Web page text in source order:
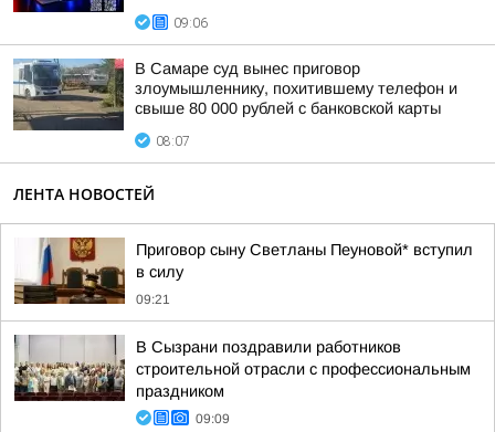
09:06
В Самаре суд вынес приговор
злоумышленнику, похитившему телефон и
свыше 80 000 рублей с банковской карты
08:07
ЛЕНТА НОВОСТЕЙ
Приговор сыну Светланы Пеуновой* вступил
в силу
09:21
В Сызрани поздравили работников
строительной отрасли с профессиональным
праздником
09:09